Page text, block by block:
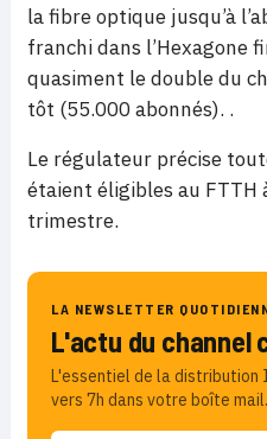
la fibre optique jusqu’à
franchi dans l’Hexagone
quasiment le double du
tôt (55.000 abonnés). .
Le régulateur précise
étaient éligibles au FTTH
trimestre.
LA NEWSLETTER
L'actu du channel
L'essentiel de la distribution
vers 7h dans votre boîte mail.